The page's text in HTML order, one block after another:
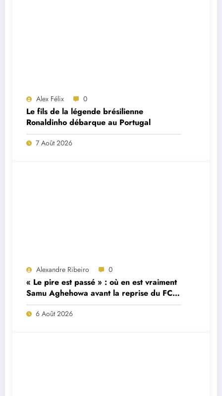
Alex Félix 0
Le fils de la légende brésilienne
Ronaldinho débarque au Portugal
7 Août 2026
Alexandre Ribeiro 0
« Le pire est passé » : où en est vraiment
Samu Aghehowa avant la reprise du FC
Porto ?
6 Août 2026